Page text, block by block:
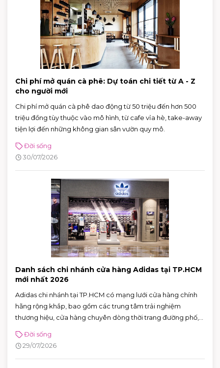
Chi phí mở quán cà phê: Dự toán chi tiết từ A - Z
cho người mới
Chi phí mở quán cà phê dao động từ 50 triệu đến hơn 500
triệu đồng tùy thuộc vào mô hình, từ cafe vỉa hè, take-away
tiện lợi đến những không gian sân vườn quy mô.
Đời sống
30/07/2026
Danh sách chi nhánh cửa hàng Adidas tại TP.HCM
mới nhất 2026
Adidas chi nhánh tại TP.HCM có mạng lưới cửa hàng chính
hãng rộng khắp, bao gồm các trung tâm trải nghiệm
thương hiệu, cửa hàng chuyên dòng thời trang đường phố,
hình và vị trí thuận tiện, khách hàng có thể dễ dàng tìm được
adidas chi nhánh phù hợp để mua sắm và trải nghiệm các
Đời sống
29/07/2026